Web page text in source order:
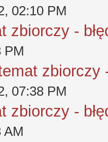
02:10 PM
zbiorczy -
PM
zbiorczy
07:38 PM
zbiorczy -
AM